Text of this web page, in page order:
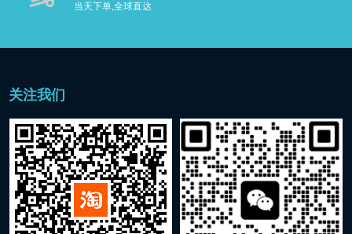
当天下单,全球直达
关注我们